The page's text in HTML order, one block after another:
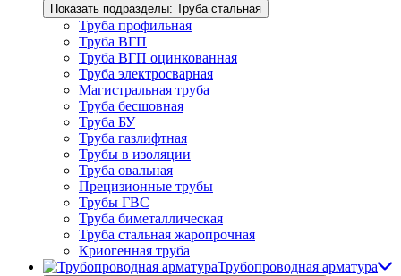
Показать подразделы: Труба стальная
Труба профильная
Труба ВГП
Труба ВГП оцинкованная
Труба электросварная
Магистральная труба
Труба бесшовная
Труба БУ
Труба газлифтная
Трубы в изоляции
Труба овальная
Прецизионные трубы
Трубы ГВС
Труба биметаллическая
Труба стальная жаропрочная
Криогенная труба
Трубопроводная арматура